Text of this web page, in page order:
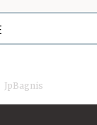
JpBagnis